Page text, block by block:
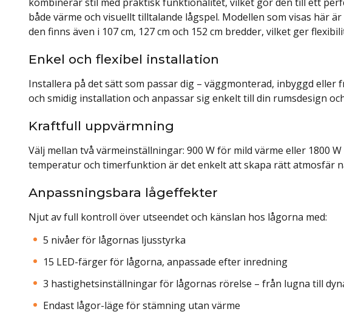
både värme och visuellt tilltalande lågspel. Modellen som visas här
den finns även i 107 cm, 127 cm och 152 cm bredder, vilket ger
Enkel och flexibel installation
Installera på det sätt som passar dig – väggmonterad, inbyggd eller
och smidig installation och anpassar sig enkelt till din rumsdesign
Kraftfull uppvärmning
Välj mellan två värmeinställningar: 900 W för mild värme eller 1800
temperatur och timerfunktion är det enkelt att skapa rätt atmosfär
Anpassningsbara lågeffekter
Njut av full kontroll över utseendet och känslan hos lågorna med:
5 nivåer för lågornas ljusstyrka
15 LED-färger för lågorna, anpassade efter inredning
3 hastighetsinställningar för lågornas rörelse – från lugna till
Endast lågor-läge för stämning utan värme